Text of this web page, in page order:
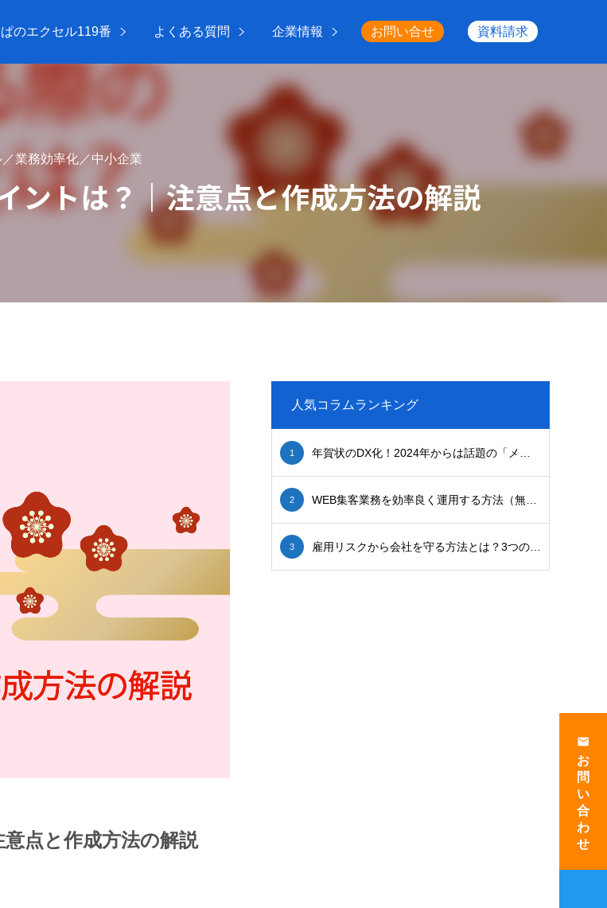
のエクセル119番 よくある質問 企業情報 お問い合せ 資料請求
email
お
問
い
合
わ
せ
業務効率化／中小企業
ントは？｜注意点と作成方法の解説
点と作成方法の解説
人気コラムランキング
1
2
3